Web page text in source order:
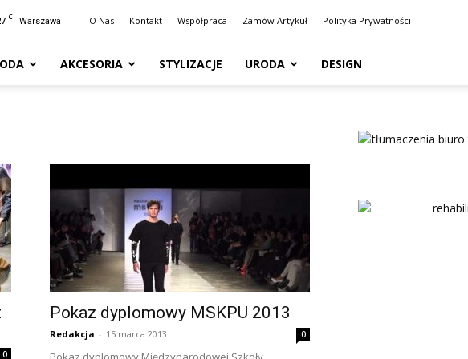
C Warszawa O Nas Kontakt Współpraca Zamów Artykuł Polityka Prywatności
AKCESORIA STYLIZACJE URODA DESIGN
0
Pokaz dyplomowy MSKPU 2013
Redakcja - 15 marca 2013 0